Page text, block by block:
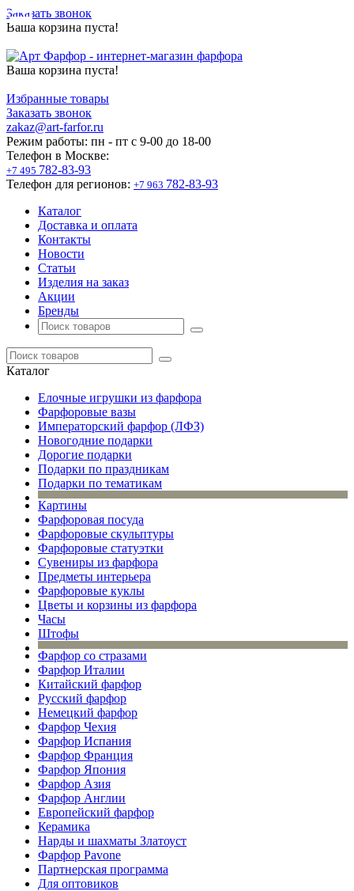
Заказать звонок
Ваша корзина пуста!
Ваша корзина пуста!
Избранные товары
Заказать звонок
zakaz@art-farfor.ru
Режим работы: пн - пт c 9-00 до 18-00
Телефон в Москве:
+7 495 782-83-93
Телефон для регионов: +7 963 782-83-93
Каталог
Доставка и оплата
Контакты
Новости
Статьи
Изделия на заказ
Акции
Бренды
Каталог
Елочные игрушки из фарфора
Фарфоровые вазы
Императорский фарфор (ЛФЗ)
Новогодние подарки
Дорогие подарки
Подарки по праздникам
Подарки по тематикам
Картины
Фарфоровая посуда
Фарфоровые скульптуры
Фарфоровые статуэтки
Сувениры из фарфора
Предметы интерьера
Фарфоровые куклы
Цветы и корзины из фарфора
Часы
Штофы
Фарфор со стразами
Фарфор Италии
Китайский фарфор
Русский фарфор
Немецкий фарфор
Фарфор Чехия
Фарфор Испания
Фарфор Франция
Фарфор Япония
Фарфор Азия
Фарфор Англии
Европейский фарфор
Керамика
Нарды и шахматы Златоуст
Фарфор Pavone
Партнерская программа
Для оптовиков